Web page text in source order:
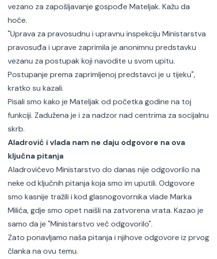
vezano za zapošljavanje gospođe Mateljak. Kažu da
hoće.
"Uprava za pravosudnu i upravnu inspekciju Ministarstva
pravosuđa i uprave zaprimila je anonimnu predstavku
vezanu za postupak koji navodite u svom upitu.
Postupanje prema zaprimljenoj predstavci je u tijeku",
kratko su kazali.
Pisali smo kako je Mateljak od početka godine na toj
funkciji. Zadužena je i za nadzor nad centrima za socijalnu
skrb.
Aladrović i vlada nam ne daju odgovore na ova
ključna pitanja
Aladrovićevo Ministarstvo do danas nije odgovorilo na
neke od ključnih pitanja koja smo im uputili. Odgovore
smo kasnije tražili i kod glasnogovornika vlade Marka
Milića, gdje smo opet naišli na zatvorena vrata. Kazao je
samo da je "Ministarstvo već odgovorilo".
Zato ponavljamo naša pitanja i njihove odgovore iz prvog
članka na ovu temu.